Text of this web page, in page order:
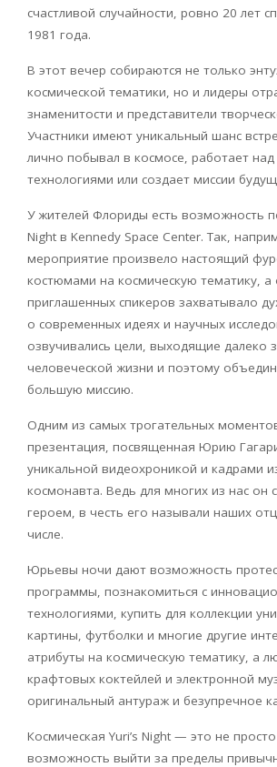
счастливой случайности, ровно 20 лет
1981 года.
В этот вечер собираются не только
космической тематики, но и лидеры
знаменитости и представители
Участники имеют уникальный шанс
лично побывал в космосе, работает
технологиями или создает миссии
У жителей Флориды есть возможность
Night в Kennedy Space Center. Так,
мероприятие произвело настоящий
костюмами на космическую тематику, а
приглашенных спикеров захватывало
о современных идеях и научных
озвучивались цели, выходящие далеко
человеческой жизни и поэтому
большую миссию.
Одним из самых трогательных
презентация, посвященная Юрию
уникальной видеохроникой и кадрами
космонавта. Ведь для многих из нас он
героем, в честь его называли наших
числе.
Юрьевы ночи дают возможность
программы, познакомиться с
технологиями, купить для коллекции
картины, футболки и многие другие
атрибуты на космическую тематику, а
крафтовых коктейлей и электронной
оригинальный антураж и безупречное
Космическая Yuri’s Night — это не
возможность выйти за пределы